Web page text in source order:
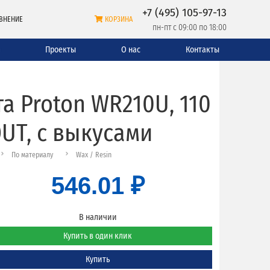
КОРЗИНА +7 (495) 105-97-13
пн-пт с 09:00 по 18:00
Проекты О нас Контакты
Proton WR210U, 110
с выкусами
По материалу Wax / Resin
546.01 ₽
В наличии
Купить в один клик
Купить